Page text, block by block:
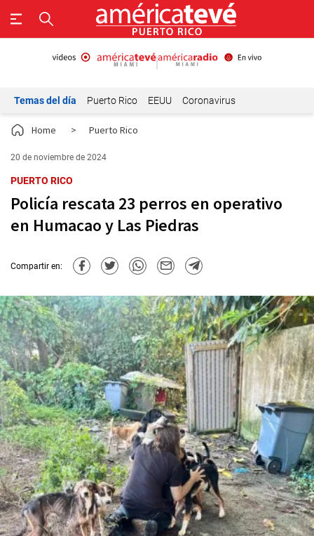
Temas del día Puerto Rico EEUU Coronavirus
Home > Puerto Rico
20 de noviembre de 2024
PUERTO RICO
Policía rescata 23 perros en operativo
en Humacao y Las Piedras
Compartir en: